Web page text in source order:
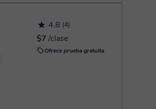
4,8 (4)
$7 /clase
Ofrece prueba gratuita